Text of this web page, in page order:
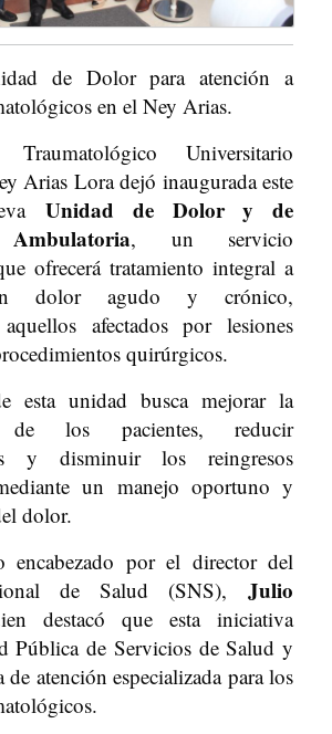
de Dolor para atención a
en el Ney Arias.
Universitario
Arias Lora dejó inaugurada este
Unidad de Dolor y de
, un servicio
ofrecerá tratamiento integral a
dolor agudo y crónico,
aquellos afectados por lesiones
quirúrgicos.
esta unidad busca mejorar la
de los pacientes, reducir
y disminuir los reingresos
un manejo oportuno y
dolor.
encabezado por el director del
de Salud (SNS), Julio
destacó que esta iniciativa
Pública de Servicios de Salud y
atención especializada para los